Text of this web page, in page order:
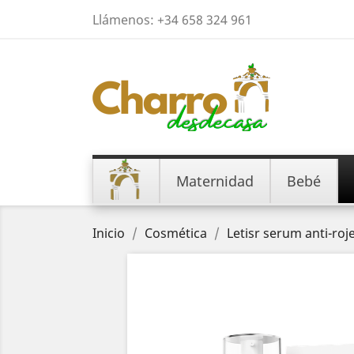
Llámenos: +34 658 324 961
Maternidad Bebé
Inicio Cosmética Letisr serum anti-